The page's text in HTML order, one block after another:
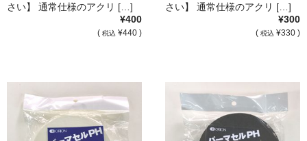
さい】 通常仕様のアクリ […]
¥400
( 税込 ¥440 )
さい】 通常仕様のアクリ […]
¥300
( 税込 ¥330 )